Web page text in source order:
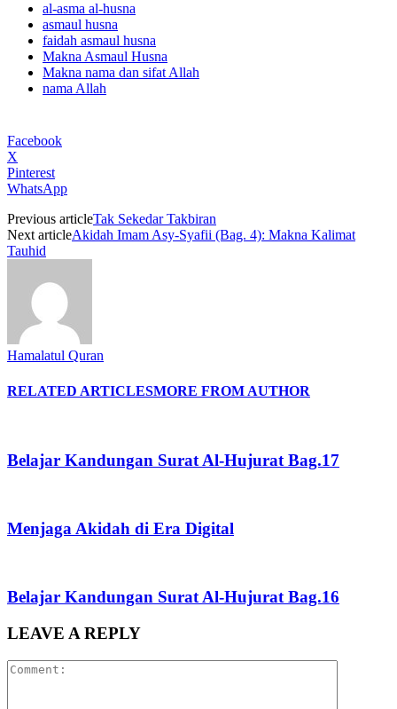
al-asma al-husna
asmaul husna
faidah asmaul husna
Makna Asmaul Husna
Makna nama dan sifat Allah
nama Allah
Facebook
X
Pinterest
WhatsApp
Previous articleTak Sekedar Takbiran
Next articleAkidah Imam Asy-Syafii (Bag. 4): Makna Kalimat
Tauhid
Hamalatul Quran
RELATED ARTICLESMORE FROM AUTHOR
Belajar Kandungan Surat Al-Hujurat Bag.17
Menjaga Akidah di Era Digital
Belajar Kandungan Surat Al-Hujurat Bag.16
LEAVE A REPLY